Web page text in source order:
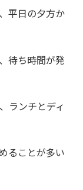
平日の夕方か
待ち時間が発
ランチとディ
ることが多い